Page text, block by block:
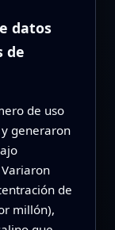
datos
de
de uso
y generaron
de
millón),